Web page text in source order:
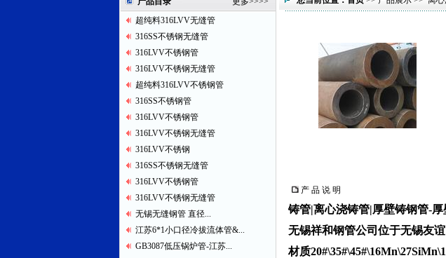
超纯料316LVV无缝管
316SS不锈钢无缝管
316LVV不锈钢管
316LVV不锈钢无缝管
超纯料316LVV不锈钢管
316SS不锈钢管
316LVV不锈钢管
316LVV不锈钢无缝管
316LVV不锈钢
316SS不锈钢无缝管
316LVV不锈钢管
316LVV不锈钢无缝管
无锡无缝钢管 直径...
江苏6*1小口径冷拔流体管&...
GB3087低压锅炉管-江苏...
产 品 说 明
铸管|离心浇铸管|厚壁铸钢管-厚
无锡祥和钢管公司位于无锡友
材质